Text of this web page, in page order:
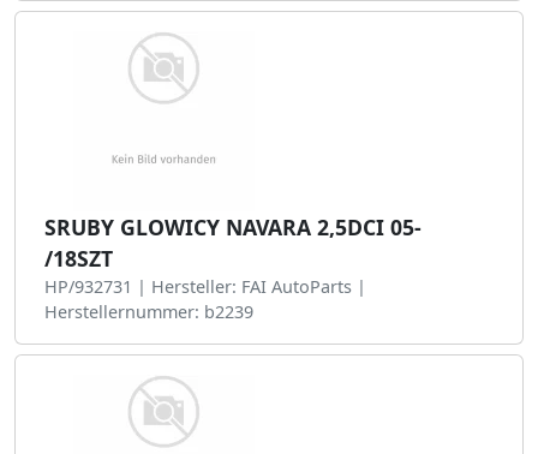
SRUBY GLOWICY NAVARA 2,5DCI 05-
/18SZT
HP/932731 | Hersteller: FAI AutoParts |
Herstellernummer: b2239